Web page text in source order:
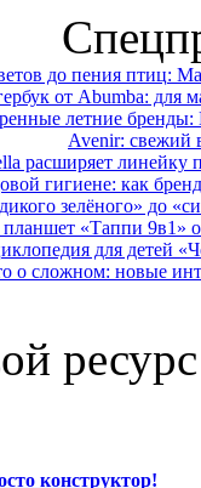
до пения птиц:
от Abumba: для
летние
Avenir: свежий
расширяет линейку
гигиене: как
зелёного» до
«Таппи 9в1»
для детей
о сложном: новые
конструктор!